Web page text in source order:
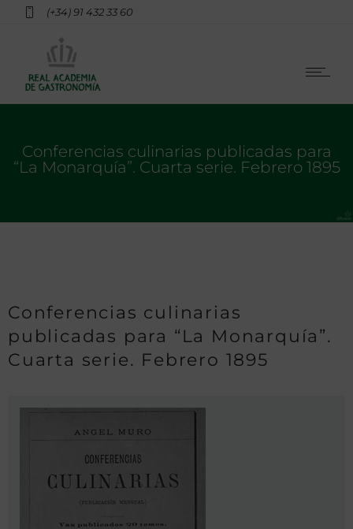
(+34) 91 432 33 60
Conferencias culinarias publicadas para
“La Monarquía”. Cuarta serie. Febrero 1895
Conferencias culinarias
publicadas para “La Monarquía”.
Cuarta serie. Febrero 1895